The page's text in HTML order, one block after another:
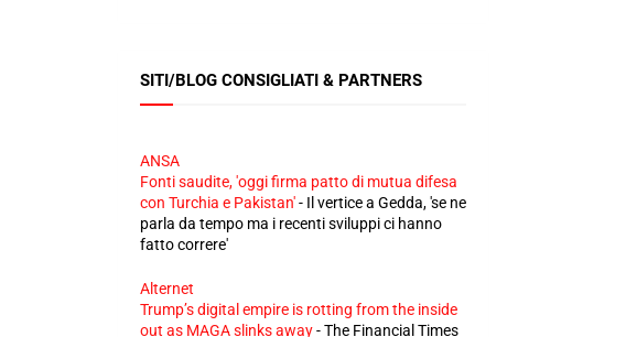
SITI/BLOG CONSIGLIATI & PARTNERS
ANSA
Fonti saudite, 'oggi firma patto di mutua difesa
con Turchia e Pakistan'- Il vertice a Gedda, 'se ne
parla da tempo ma i recenti sviluppi ci hanno
fatto correre'
Alternet
Trump’s digital empire is rotting from the inside
out as MAGA slinks away-The Financial Times